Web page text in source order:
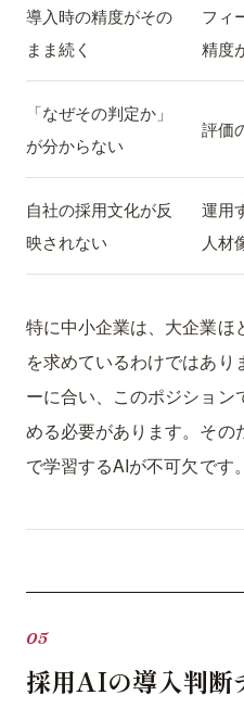
導入時の精度がその
まま続く
フィ
精度
「なぜその判定か」
が分からない
評価
自社の採用文化が反
映されない
運用
人材
特に中小企業は、大企業ほ
を求めているわけではあり
ーに合い、このポジショ
める必要があります。その
で学習するAIが不可欠です。
採用AIの導入判断